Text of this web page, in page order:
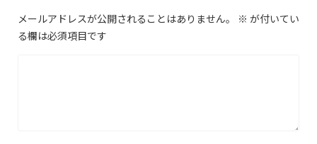
メールアドレスが公開されることはありません。 ※ が付いてい
る欄は必須項目です